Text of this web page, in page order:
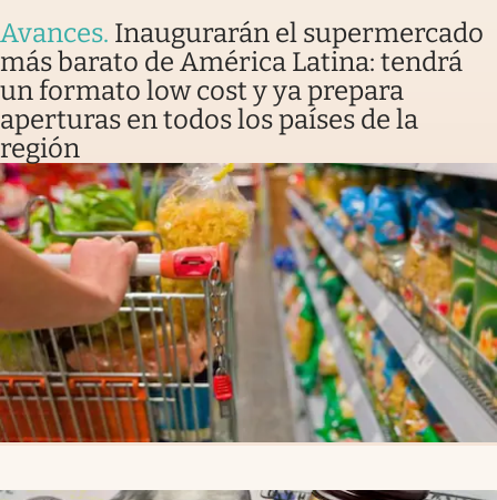
Avances. Inaugurarán el supermercado
más barato de América Latina: tendrá
un formato low cost y ya prepara
aperturas en todos los países de la
región